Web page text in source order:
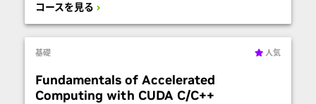
コースを見る
基礎 人気
Fundamentals of Accelerated
Computing with CUDA C/C++